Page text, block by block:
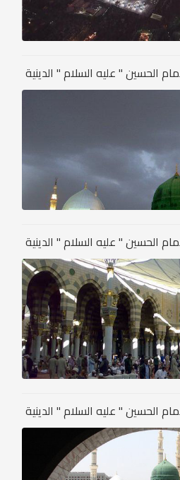
الحسين " عليه السلام " الدينية
الحسين " عليه السلام " الدينية
الحسين " عليه السلام " الدينية